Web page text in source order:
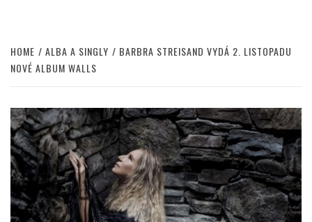
HOME ALBA A SINGLY
BARBRA STREISAND VYDÁ 2. LISTOPADU
NOVÉ ALBUM WALLS